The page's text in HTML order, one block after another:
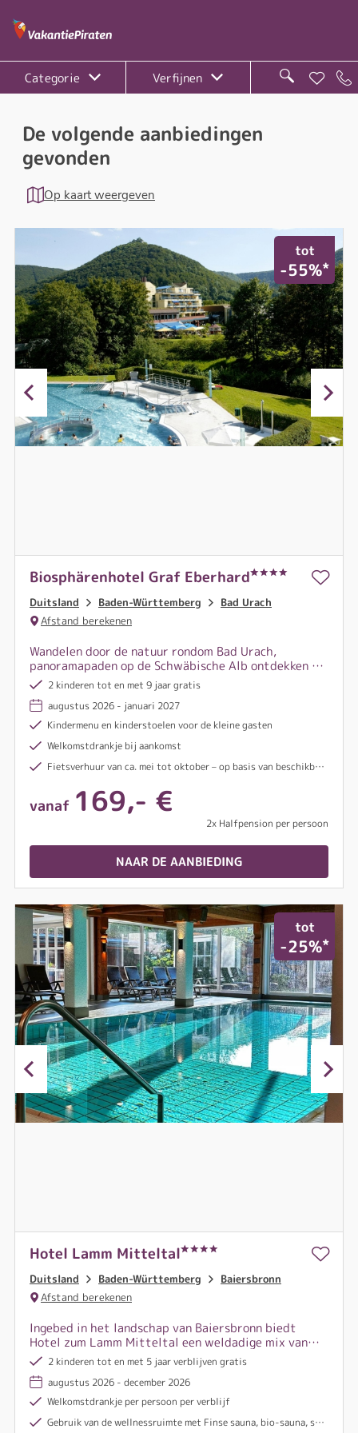
Categorie Verfijnen
De volgende aanbiedingen
gevonden
Op kaart weergeven
tot
-55%*
Biosphärenhotel Graf Eberhard
Duitsland Baden-Württemberg
Bad Urach
Afstand berekenen
Wandelen door de natuur rondom Bad Urach,
panoramapaden op de Schwäbische Alb ontdekken –
en daarna heerlijk ontspannen in de weldadige
warmte van de AlbThermen Bad Urach.
2 kinderen tot en met 9 jaar gratis
augustus 2026 - januari 2027
Kindermenu en kinderstoelen voor de kleine gasten
Welkomstdrankje bij aankomst
Fietsverhuur van ca. mei tot oktober – op basis van beschikbaarheid
vanaf 169,- €
2x Halfpension per persoon
NAAR DE AANBIEDING
tot
-25%*
Hotel Lamm Mitteltal
Duitsland Baden-Württemberg
Baiersbronn
Afstand berekenen
Ingebed in het landschap van Baiersbronn biedt
Hotel zum Lamm Mitteltal een weldadige mix van
rust, culinair genot en warme authenticiteit.
2 kinderen tot en met 5 jaar verblijven gratis
augustus 2026 - december 2026
Welkomstdrankje per persoon per verblijf
Gebruik van de wellnessruimte met Finse sauna, bio-sauna, stoombad & binnenzwembad